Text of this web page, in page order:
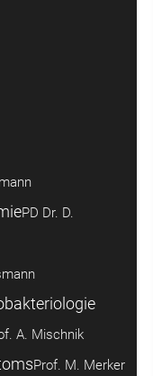
PD Dr. D.
A. Mischnik
Prof. M. Merker